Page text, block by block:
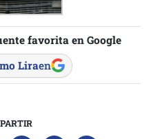
favorita en Google
Liraen